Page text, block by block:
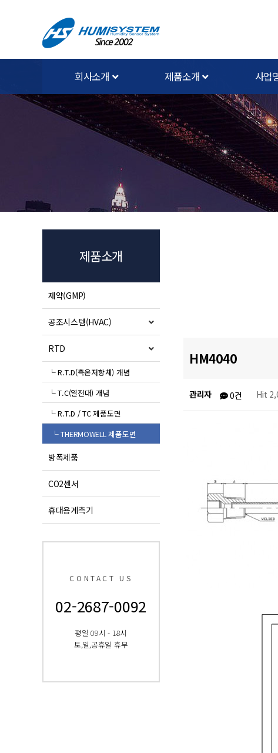
회사소개 제품소개 사업
제품소개
제약(GMP)
공조시스템(HVAC)
RTD
└ R.T.D(측온저항체) 개념
└ T.C(열전대) 개념
└ R.T.D / TC 제품도면
└ THERMOWELL 제품도면
방폭제품
CO2센서
휴대용계측기
CONTACT US
02-2687-0092
평일 09시 - 18시
토,일,공휴일 휴무
HM4040
관리자 0건 Hit